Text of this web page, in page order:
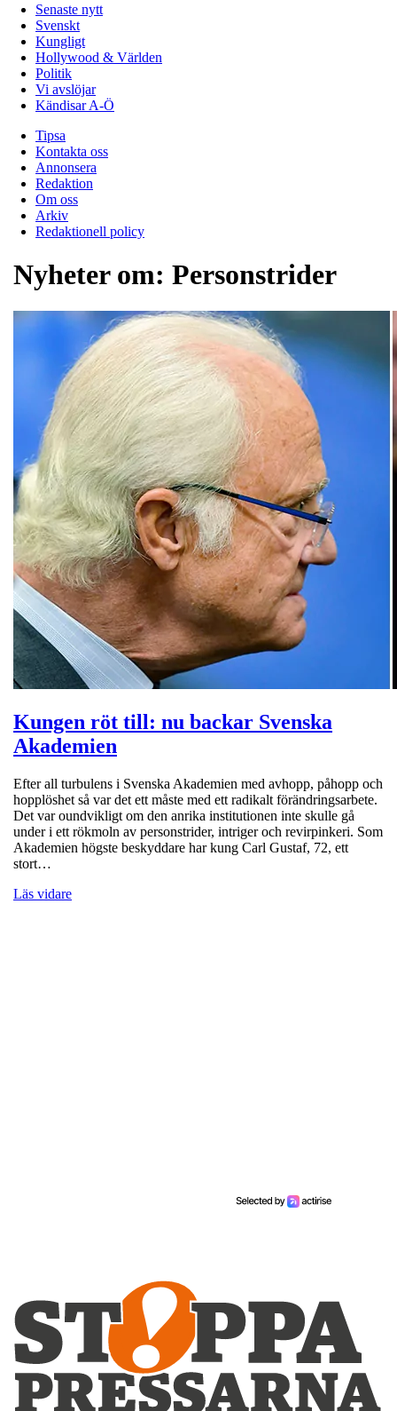
Senaste nytt
Svenskt
Kungligt
Hollywood & Världen
Politik
Vi avslöjar
Kändisar A-Ö
Tipsa
Kontakta oss
Annonsera
Redaktion
Om oss
Arkiv
Redaktionell policy
Nyheter om: Personstrider
Kungen röt till: nu backar Svenska
Akademien
Efter all turbulens i Svenska Akademien med avhopp, påhopp och
hopplöshet så var det ett måste med ett radikalt förändringsarbete.
Det var oundvikligt om den anrika institutionen inte skulle gå
under i ett rökmoln av personstrider, intriger och revirpinkeri. Som
Akademien högste beskyddare har kung Carl Gustaf, 72, ett
stort…
Läs vidare